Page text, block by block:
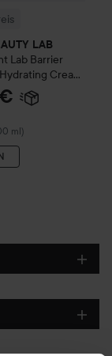
LAB
Lab Barrier
Cream
19,50 €
ml)